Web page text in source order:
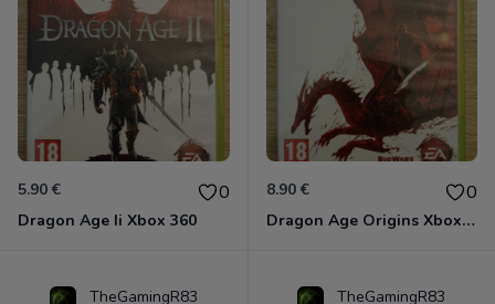
5.90 € 0
Dragon Age Ii Xbox 360
8.90 € 0
Dragon Age Origins Xbox 360
TheGamingR83 TheGamingR83